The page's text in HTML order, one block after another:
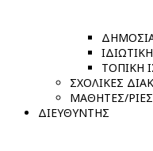
ΤΟΠΙΚΗ
ΣΧΟΛΙΚΕΣ
ΜΑΘΗΤΕΣ/ΡΙΕΣ
ΔΙΕΥΘΥΝΤΗΣ